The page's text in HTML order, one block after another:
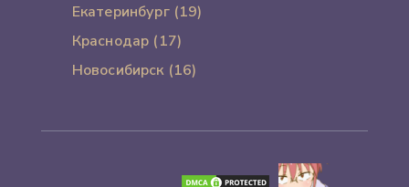
Екатеринбург (19)
Краснодар (17)
Новосибирск (16)